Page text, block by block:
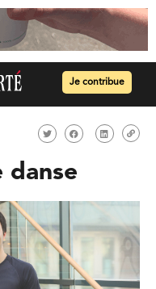
Je contribue
danse